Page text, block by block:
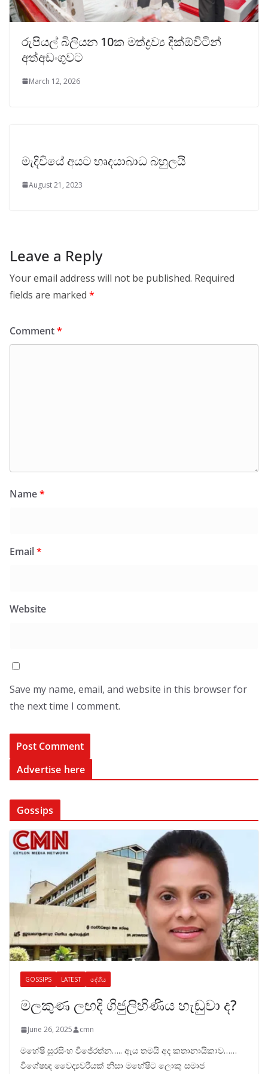
රුපියල් බිලියන 10ක මත්ද්‍රව්‍ය දික්ඕවිටින්
අත්අඩංගුවට
March 12, 2026
මැදිවියේ අයට හෘදයාබාධ බහුලයි
August 21, 2023
Leave a Reply
Your email address will not be published. Required
fields are marked *
Comment*
Name*
Email*
Website
Save my name, email, and website in this browser for
the next time I comment.
Advertise here
Gossips
GOSSIPS LATEST දේශීය
මලකුණ ලඟදි ගිජුලිහිණිය හැඬුවා ද?
June 26, 2025 cmn
මහේෂි සූරසිංහ විජේරත්න….. ඇය තමයි අද කතානායිකාව……
විශේෂඥ වෛද්‍යවරියක් නිසා මහේෂිට ලොකු සමාජ